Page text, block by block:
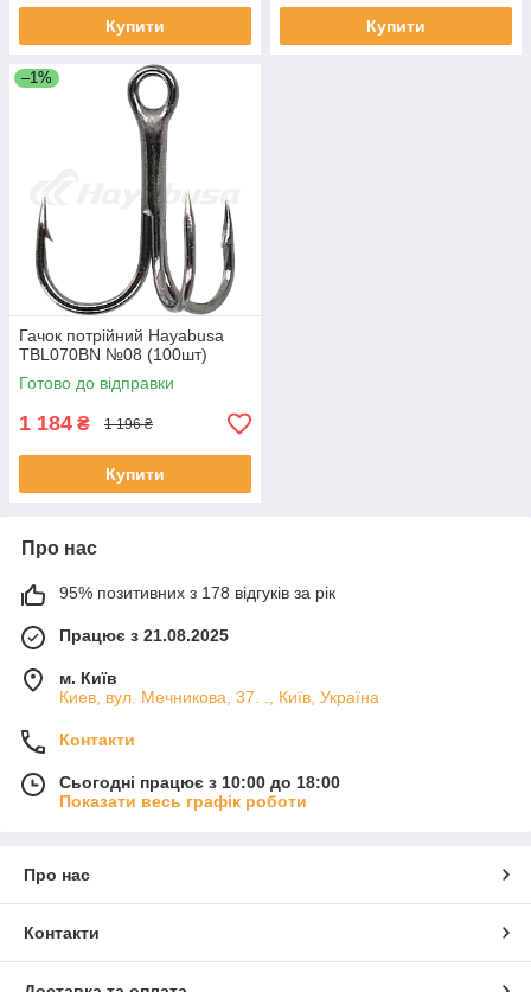
Купити Купити
–1%
Гачок потрійний Hayabusa
TBL070BN №08 (100шт)
Готово до відправки
1 184 ₴ 1 196 ₴
Купити
Про нас
95% позитивних з 178 відгуків за рік
Працює з 21.08.2025
м. Київ
Киев, вул. Мечникова, 37. ., Київ, Україна
Контакти
Сьогодні працює з 10:00 до 18:00
Показати весь графік роботи
Про нас
Контакти